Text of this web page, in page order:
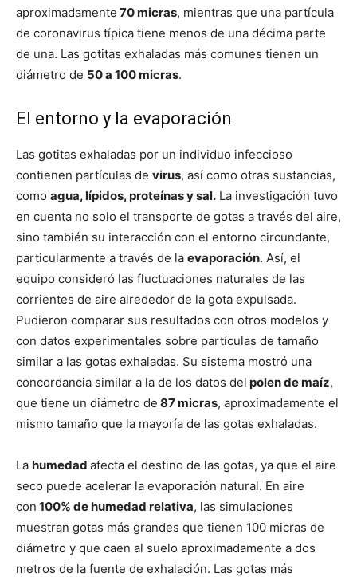
aproximadamente 70 micras, mientras que una partícula
de coronavirus típica tiene menos de una décima parte
de una. Las gotitas exhaladas más comunes tienen un
diámetro de 50 a 100 micras.
El entorno y la evaporación
Las gotitas exhaladas por un individuo infeccioso
contienen partículas de virus, así como otras sustancias,
como agua, lípidos, proteínas y sal. La investigación tuvo
en cuenta no solo el transporte de gotas a través del aire,
sino también su interacción con el entorno circundante,
particularmente a través de la evaporación. Así, el
equipo consideró las fluctuaciones naturales de las
corrientes de aire alrededor de la gota expulsada.
Pudieron comparar sus resultados con otros modelos y
con datos experimentales sobre partículas de tamaño
similar a las gotas exhaladas. Su sistema mostró una
concordancia similar a la de los datos del polen de maíz,
que tiene un diámetro de 87 micras, aproximadamente el
mismo tamaño que la mayoría de las gotas exhaladas.
La humedad afecta el destino de las gotas, ya que el aire
seco puede acelerar la evaporación natural. En aire
con 100% de humedad relativa, las simulaciones
muestran gotas más grandes que tienen 100 micras de
diámetro y que caen al suelo aproximadamente a dos
metros de la fuente de exhalación. Las gotas más